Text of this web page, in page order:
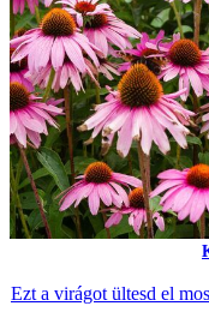
Ezt a virágot ültesd el